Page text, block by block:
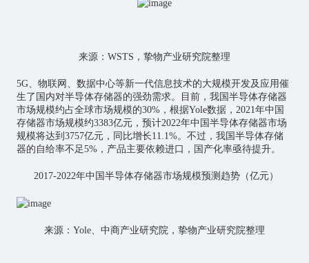
来源：WSTS，挚物产业研究院整理
5G、 物联网
、数据中心等新一代信息技术的大规模开发及应用催
生了国内对半导体存储器的强劲需求。目前，我国半导体存储器
市场规模约占全球市场规模的30%，根据Yole数据，2021年中国
存储器市场规模约3383亿元，预计2022年中国半导体存储器市场
规模将达到3757亿元，同比增长11.1%。不过，我国半导体存储
器的自给率不足5%，产品主要依赖进口，国产化率亟待提升。
2017-2022年中国半导体存储器市场规模预测趋势（亿元）
来源：Yole、中商产业研究院，挚物产业研究院整理